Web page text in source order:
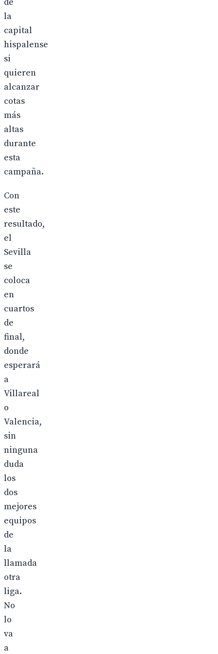
la
capital
hispalense
si
quieren
alcanzar
cotas
más
altas
durante
esta
campaña.
Con
este
resultado,
el
Sevilla
se
coloca
en
cuartos
de
final,
donde
esperará
a
Villareal
o
Valencia,
sin
ninguna
duda
los
dos
mejores
equipos
de
la
llamada
otra
liga.
No
lo
va
a